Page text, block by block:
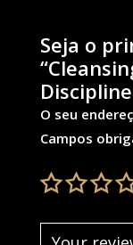
Seja o
O seu
Campos